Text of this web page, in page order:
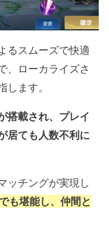
るスムーズで快適
、ローカライズさ
ます。
搭載され、プレイ
居ても人数不利に
ッチングが実現し
も堪能し、仲間と